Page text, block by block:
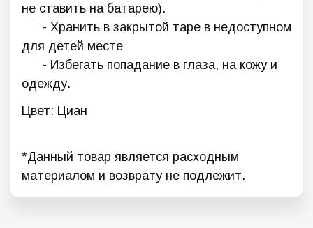
не ставить на батарею).
- Хранить в закрытой таре в недоступном
для детей месте
- Избегать попадание в глаза, на кожу и
одежду.
Цвет: Циан
*Данный товар является расходным
материалом и возврату не подлежит.